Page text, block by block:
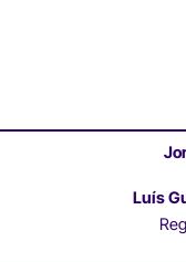
Luís